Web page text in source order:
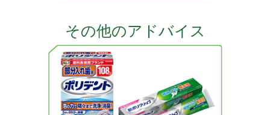
その他のアドバイス